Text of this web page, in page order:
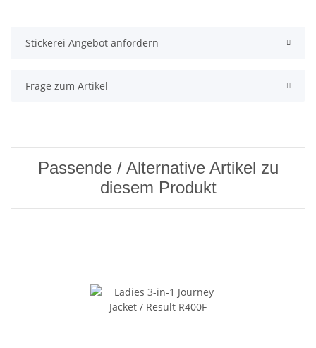
Stickerei Angebot anfordern
Frage zum Artikel
Passende / Alternative Artikel zu
diesem Produkt